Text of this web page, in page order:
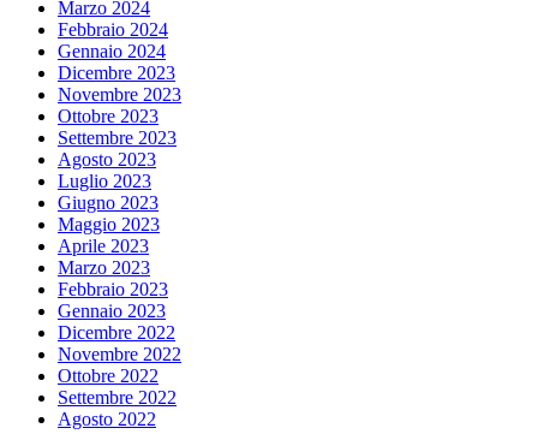
Marzo 2024
Febbraio 2024
Gennaio 2024
Dicembre 2023
Novembre 2023
Ottobre 2023
Settembre 2023
Agosto 2023
Luglio 2023
Giugno 2023
Maggio 2023
Aprile 2023
Marzo 2023
Febbraio 2023
Gennaio 2023
Dicembre 2022
Novembre 2022
Ottobre 2022
Settembre 2022
Agosto 2022